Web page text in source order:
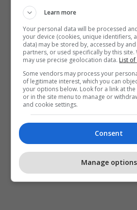
Learn more
Your personal data will be processed
your device (cookies, unique identifiers,
data) may be stored by, accessed by
partners, or used specifically by this
may use precise geolocation data. List
Some vendors may process your
of legitimate interest, which you can
your options below. Look for a link at
or in the site menu to manage or
and cookie settings.
Consent
Manage options